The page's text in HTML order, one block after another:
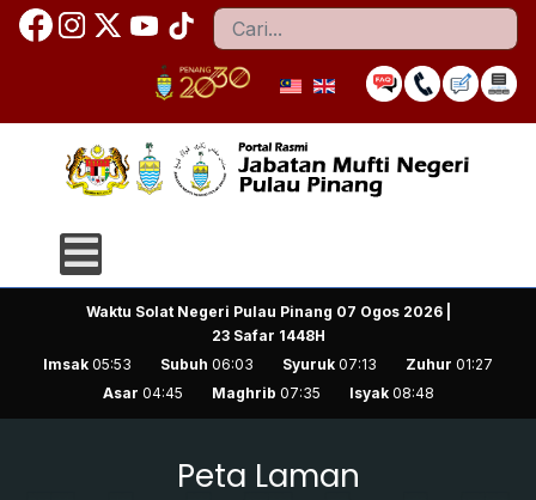
Cari
Waktu Solat Negeri Pulau Pinang 07 Ogos 2026 |
23 Safar 1448H
Imsak 05:53 Subuh 06:03 Syuruk 07:13 Zuhur 01:27
Asar 04:45 Maghrib 07:35 Isyak08:48
Peta Laman